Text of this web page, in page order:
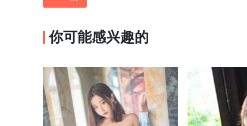
你可能感兴趣的